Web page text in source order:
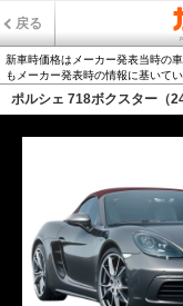
戻る
新車時価格はメーカー発表当時の
もメーカー発表時の情報に基いてい
ポルシェ 718ボクスター（